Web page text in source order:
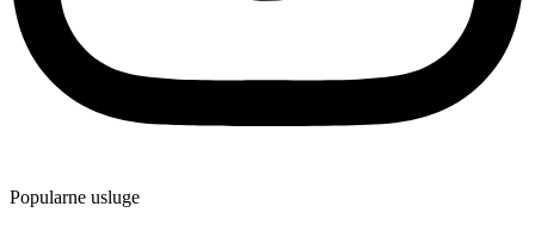
Popularne usluge